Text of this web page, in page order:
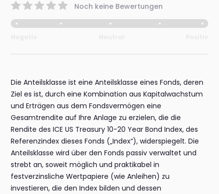
Noch keine Bewertungen
Die Anteilsklasse ist eine Anteilsklasse eines Fonds, deren
Ziel es ist, durch eine Kombination aus Kapitalwachstum
und Erträgen aus dem Fondsvermögen eine
Gesamtrendite auf Ihre Anlage zu erzielen, die die
Rendite des ICE US Treasury 10-20 Year Bond Index, des
Referenzindex dieses Fonds („Index“), widerspiegelt. Die
Anteilsklasse wird über den Fonds passiv verwaltet und
strebt an, soweit möglich und praktikabel in
festverzinsliche Wertpapiere (wie Anleihen) zu
investieren, die den Index bilden und dessen